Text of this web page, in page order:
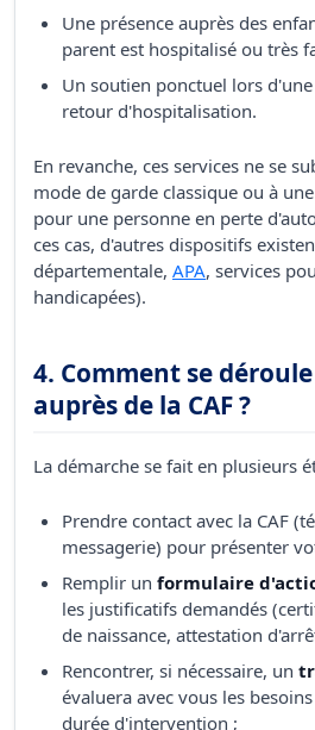
Une présence auprès des
parent est hospitalisé ou très
Un soutien ponctuel lors
retour d'hospitalisation.
En revanche, ces services ne se
mode de garde classique ou à
pour une personne en perte
ces cas, d'autres dispositifs
départementale, APA, services
handicapées).
4. Comment se
auprès de la CAF ?
La démarche se fait en plusieurs
Prendre contact avec la CAF
messagerie) pour présenter
Remplir un formulaire
les justificatifs demandés
de naissance, attestation
Rencontrer, si nécessaire, un
évaluera avec vous les
durée d'intervention ;